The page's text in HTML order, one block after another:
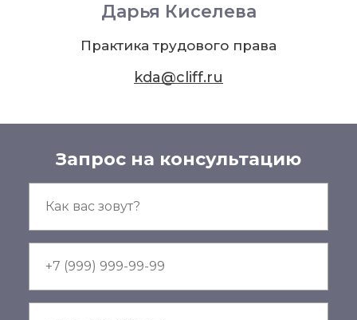
Дарья Киселева
Практика трудового права
kda@cliff.ru
Запрос на консультацию